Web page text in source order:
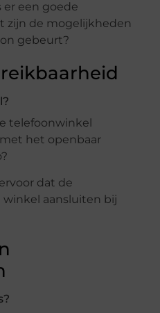
er een goede
zijn de mogelijkheden
gebeurt?
telefoonwinkel
het openbaar
dat de
aansluiten bij